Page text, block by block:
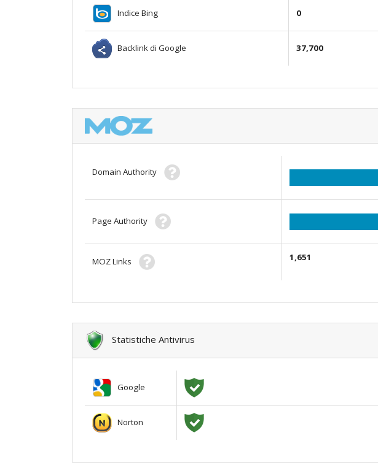
Indice Bing 0
Backlink di Google 37,700
Domain Authority
Page Authority
MOZ Links 1,651
Statistiche Antivirus
Google
Norton